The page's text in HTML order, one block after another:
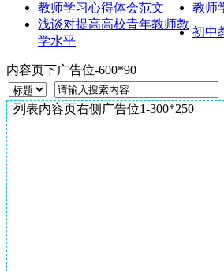
教师学习心得体会范文
教师
浅谈对提高高校青年教师教
学水平
初中
内容页下广告位-600*90
列表内容页右侧广告位1-300*250